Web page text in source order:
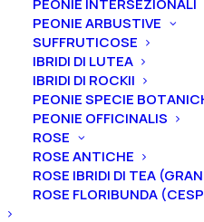
PEONIE INTERSEZIONALI
PEONIE ARBUSTIVE
SUFFRUTICOSE
IBRIDI DI LUTEA
IBRIDI DI ROCKII
PEONIE SPECIE
PEONIE OFFICINALIS
ROSE
ROSE ANTICHE
ROSE IBRIDI DI TEA
ROSE FLORIBUNDA
Home Iris Iris germanica
Iris germanica “Paloma